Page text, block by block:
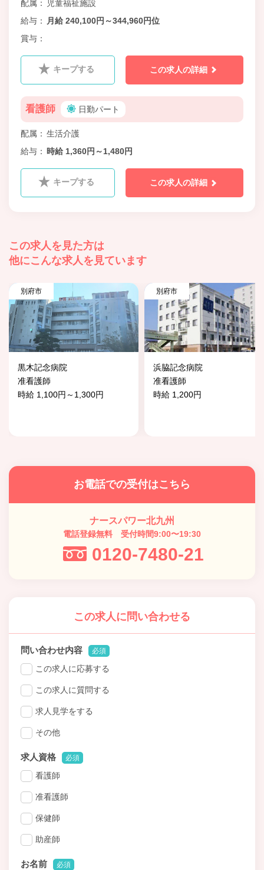
配属
児童福祉施設
給与
月給 240,100円～344,960円位
賞与
キープする この求人の詳細
看護師 日勤パート
配属
生活介護
給与
時給 1,360円～1,480円
キープする この求人の詳細
この求人を見た方は
他にこんな求人を見ています
別府市
黒木記念病院
准看護師
時給 1,100円～1,300円
別府市
浜脇記念病院
准看護師
時給 1,200円
お電話での受付はこちら
ナースパワー北九州
電話登録無料 受付時間9:00〜19:30
0120-7480-21
この求人に問い合わせる
問い合わせ内容 必須
この求人に応募する
この求人に質問する
求人見学をする
その他
求人資格 必須
看護師
准看護師
保健師
助産師
お名前 必須